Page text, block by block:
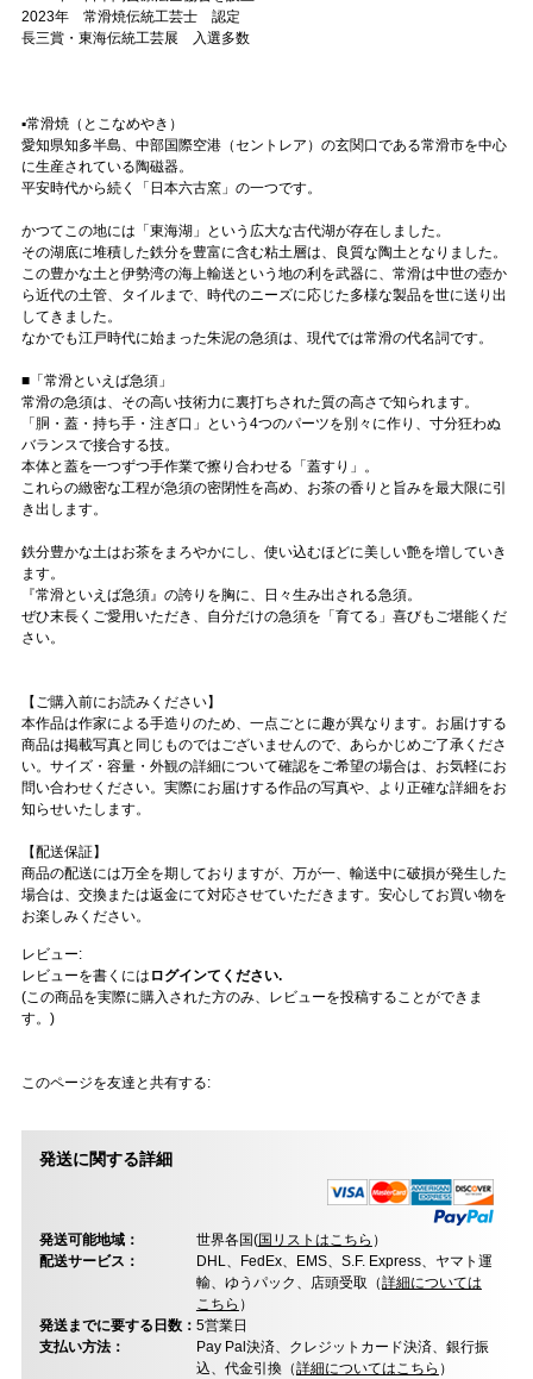
2023年 常滑焼伝統工芸士 認定
長三賞・東海伝統工芸展 入選多数
▪️常滑焼（とこなめやき）
愛知県知多半島、中部国際空港（セントレア）の玄関口である常滑市を中心
に生産されている陶磁器。
平安時代から続く「日本六古窯」の一つです。
かつてこの地には「東海湖」という広大な古代湖が存在しました。
その湖底に堆積した鉄分を豊富に含む粘土層は、良質な陶土となりました。
この豊かな土と伊勢湾の海上輸送という地の利を武器に、常滑は中世の壺か
ら近代の土管、タイルまで、時代のニーズに応じた多様な製品を世に送り出
してきました。
なかでも江戸時代に始まった朱泥の急須は、現代では常滑の代名詞です。
■「常滑といえば急須」
常滑の急須は、その高い技術力に裏打ちされた質の高さで知られます。
「胴・蓋・持ち手・注ぎ口」という4つのパーツを別々に作り、寸分狂わぬ
バランスで接合する技。
本体と蓋を一つずつ手作業で擦り合わせる「蓋すり」。
これらの緻密な工程が急須の密閉性を高め、お茶の香りと旨みを最大限に引
き出します。
鉄分豊かな土はお茶をまろやかにし、使い込むほどに美しい艶を増していき
ます。
『常滑といえば急須』の誇りを胸に、日々生み出される急須。
ぜひ末長くご愛用いただき、自分だけの急須を「育てる」喜びもご堪能くだ
さい。
【ご購入前にお読みください】
本作品は作家による手造りのため、一点ごとに趣が異なります。お届けする
商品は掲載写真と同じものではございませんので、あらかじめご了承くださ
い。サイズ・容量・外観の詳細について確認をご希望の場合は、お気軽にお
問い合わせください。実際にお届けする作品の写真や、より正確な詳細をお
知らせいたします。
【配送保証】
商品の配送には万全を期しておりますが、万が一、輸送中に破損が発生した
場合は、交換または返金にて対応させていただきます。安心してお買い物を
お楽しみください。
レビュー:
レビューを書くには ログインてください.
(この商品を実際に購入された方のみ、レビューを投稿することができま
す。)
このページを友達と共有する:
発送に関する詳細
発送可能地域： 世界各国(国リストはこちら ）
配送サービス：
DHL、FedEx、EMS、S.F. Express、ヤマト運
輸、ゆうパック、店頭受取（詳細については
こちら ）
発送までに要する日数： 5営業日
支払い方法：
Pay Pal決済、クレジットカード決済、銀行振
込、代金引換（詳細についてはこちら ）